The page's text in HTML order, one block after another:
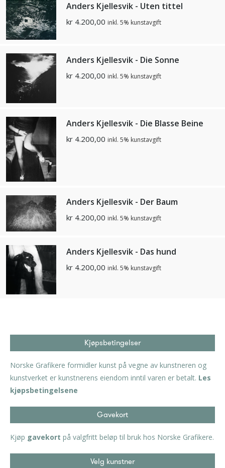
Anders Kjellesvik - Uten tittel
kr 4.200,00 inkl. 5% kunstavgift
Anders Kjellesvik - Die Sonne
kr 4.200,00 inkl. 5% kunstavgift
Anders Kjellesvik - Die Blasse Beine
kr 4.200,00 inkl. 5% kunstavgift
Anders Kjellesvik - Der Baum
kr 4.200,00 inkl. 5% kunstavgift
Anders Kjellesvik - Das hund
kr 4.200,00 inkl. 5% kunstavgift
Kjøpsbetingelser
Norske Grafikere formidler kunst på vegne av kunstneren og
kunstverket er kunstnerens eiendom inntil varen er betalt. Les
kjøpsbetingelsene
Gavekort
Kjøp gavekort på valgfritt beløp til bruk hos Norske Grafikere.
Velg kunstner